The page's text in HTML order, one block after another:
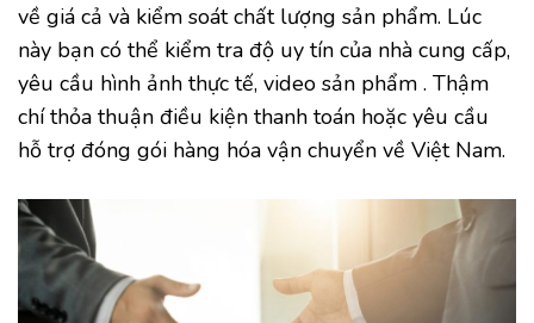
về giá cả và kiểm soát chất lượng sản phẩm. Lúc
này bạn có thể kiểm tra độ uy tín của nhà cung cấp,
yêu cầu hình ảnh thực tế, video sản phẩm . Thậm
chí thỏa thuận điều kiện thanh toán hoặc yêu cầu
hỗ trợ đóng gói hàng hóa vận chuyển về Việt Nam.